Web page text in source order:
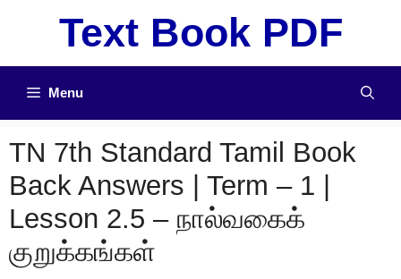
Text Book PDF
Menu
TN 7th Standard Tamil Book
Back Answers | Term – 1 |
Lesson 2.5 – நால்வகைக்
குறுக்கங்கள்